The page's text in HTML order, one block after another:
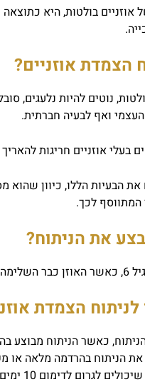
בולטות, היא כתוצאה
הצמדת אוזניים?
נוטים להיות נלעגים,
העצמי ואף לבעיה חברתית.
בעלי אוזניים חריגות
הבעיות הללו, כיוון שהוא
המתווסף לכך.
את הניתוח?
זו.
הצמדת
כאשר הניתוח מבוצע בהרדמה כללית
את הניתוח בהרדמה מלאה או
לדימום 10 ימים לפני הניתוח.